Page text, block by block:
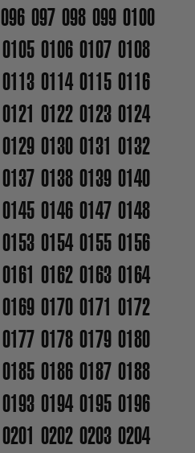
096 097 098 099 0100
0105 0106 0107 0108
0113 0114 0115 0116
0121 0122 0123 0124
0129 0130 0131 0132
0137 0138 0139 0140
0145 0146 0147 0148
0153 0154 0155 0156
0161 0162 0163 0164
0169 0170 0171 0172
0177 0178 0179 0180
0185 0186 0187 0188
0193 0194 0195 0196
0201 0202 0203 0204